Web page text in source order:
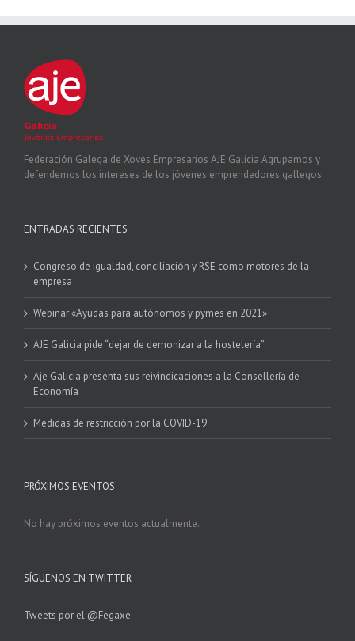
Federación Galega de Xoves Empresarios AJE Galicia Agrupamos y
defendemos los intereses de los jóvenes emprendedores gallegos
ENTRADAS RECIENTES
Congreso de igualdad, conciliación y RSE como motores de la
empresa
Webinar «Ayudas para autónomos y pymes en 2021»
AJE Galicia pide “dejar de demonizar a la hostelería”
Aje Galicia presenta sus reivindicaciones a la Consellería de
Economía
Medidas de restricción por la COVID-19
PRÓXIMOS EVENTOS
No hay próximos eventos actualmente.
SÍGUENOS EN TWITTER
Tweets por el @Fegaxe.